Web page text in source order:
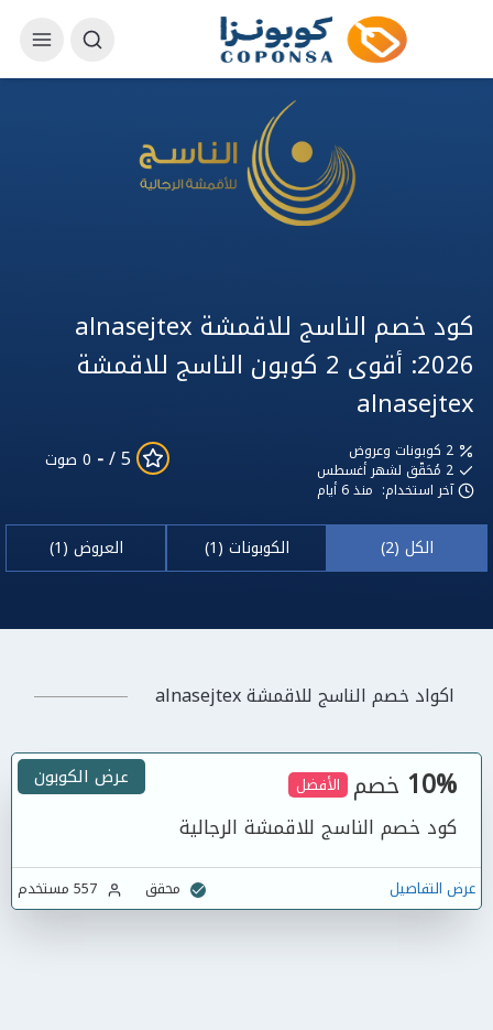
كود خصم الناسج للاقمشة alnasejtex
2026: أقوى 2 كوبون الناسج للاقمشة
alnasejtex
مُحَقّق لشهر أغسطس
آخر استخدام: منذ 6 أيام
5 /
- 0 صوت
الكل (2) الكوبونات (1) العروض (1)
اكواد خصم الناسج للاقمشة alnasejtex
10% خصم الأفضل
كود خصم الناسج للاقمشة الرجالية
عرض الكوبون
عرض التفاصيل محقق